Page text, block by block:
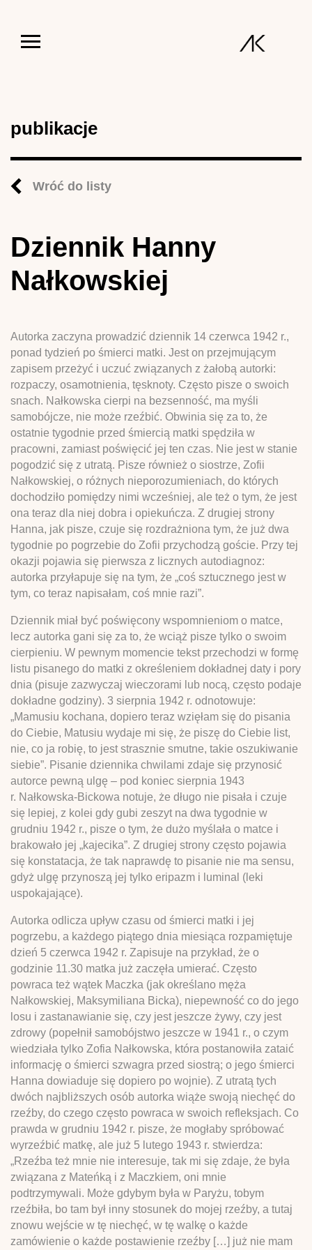
publikacje
Wróć do listy
Dziennik Hanny
Nałkowskiej
Autorka zaczyna prowadzić dziennik 14 czerwca 1942 r.,
ponad tydzień po śmierci matki. Jest on przejmującym
zapisem przeżyć i uczuć związanych z żałobą autorki:
rozpaczy, osamotnienia, tęsknoty. Często pisze o swoich
snach. Nałkowska cierpi na bezsenność, ma myśli
samobójcze, nie może rzeźbić. Obwinia się za to, że
ostatnie tygodnie przed śmiercią matki spędziła w
pracowni, zamiast poświęcić jej ten czas. Nie jest w stanie
pogodzić się z utratą. Pisze również o siostrze, Zofii
Nałkowskiej, o różnych nieporozumieniach, do których
dochodziło pomiędzy nimi wcześniej, ale też o tym, że jest
ona teraz dla niej dobra i opiekuńcza. Z drugiej strony
Hanna, jak pisze, czuje się rozdrażniona tym, że już dwa
tygodnie po pogrzebie do Zofii przychodzą goście. Przy tej
okazji pojawia się pierwsza z licznych autodiagnoz:
autorka przyłapuje się na tym, że „coś sztucznego jest w
tym, co teraz napisałam, coś mnie razi”.
Dziennik miał być poświęcony wspomnieniom o matce,
lecz autorka gani się za to, że wciąż pisze tylko o swoim
cierpieniu. W pewnym momencie tekst przechodzi w formę
listu pisanego do matki z określeniem dokładnej daty i pory
dnia (pisuje zazwyczaj wieczorami lub nocą, często podaje
dokładne godziny). 3 sierpnia 1942 r. odnotowuje:
„Mamusiu kochana, dopiero teraz wzięłam się do pisania
do Ciebie, Matusiu wydaje mi się, że piszę do Ciebie list,
nie, co ja robię, to jest strasznie smutne, takie oszukiwanie
siebie”. Pisanie dziennika chwilami zdaje się przynosić
autorce pewną ulgę – pod koniec sierpnia 1943
r. Nałkowska-Bickowa notuje, że długo nie pisała i czuje
się lepiej, z kolei gdy gubi zeszyt na dwa tygodnie w
grudniu 1942 r., pisze o tym, że dużo myślała o matce i
brakowało jej „kajecika”. Z drugiej strony często pojawia
się konstatacja, że tak naprawdę to pisanie nie ma sensu,
gdyż ulgę przynoszą jej tylko eripazm i luminal (leki
uspokajające).
Autorka odlicza upływ czasu od śmierci matki i jej
pogrzebu, a każdego piątego dnia miesiąca rozpamiętuje
dzień 5 czerwca 1942 r. Zapisuje na przykład, że o
godzinie 11.30 matka już zaczęła umierać. Często
powraca też wątek Maczka (jak określano męża
Nałkowskiej, Maksymiliana Bicka), niepewność co do jego
losu i zastanawianie się, czy jest jeszcze żywy, czy jest
zdrowy (popełnił samobójstwo jeszcze w 1941 r., o czym
wiedziała tylko Zofia Nałkowska, która postanowiła zataić
informację o śmierci szwagra przed siostrą; o jego śmierci
Hanna dowiaduje się dopiero po wojnie). Z utratą tych
dwóch najbliższych osób autorka wiąże swoją niechęć do
rzeźby, do czego często powraca w swoich refleksjach. Co
prawda w grudniu 1942 r. pisze, że mogłaby spróbować
wyrzeźbić matkę, ale już 5 lutego 1943 r. stwierdza:
„Rzeźba też mnie nie interesuje, tak mi się zdaje, że była
związana z Mateńką i z Maczkiem, oni mnie
podtrzymywali. Może gdybym była w Paryżu, tobym
rzeźbiła, bo tam był inny stosunek do mojej rzeźby, a tutaj
znowu wejście w tę niechęć, w tę walkę o każde
zamówienie o każde postawienie rzeźby […] już nie mam